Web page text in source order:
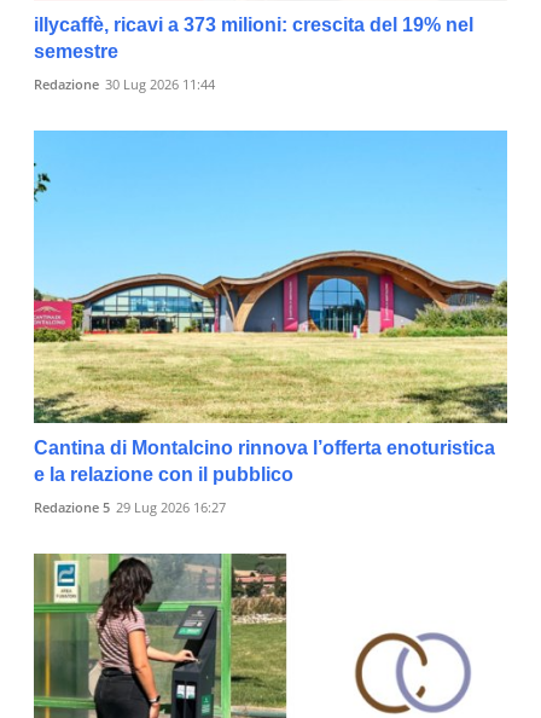
illycaffè, ricavi a 373 milioni: crescita del 19% nel
semestre
Redazione 30 Lug 2026 11:44
Cantina di Montalcino rinnova l’offerta enoturistica
e la relazione con il pubblico
Redazione 5 29 Lug 2026 16:27